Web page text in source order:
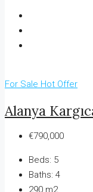
For Sale Hot Offer
Alanya
€790,000
Beds: 5
Baths: 4
290 m2